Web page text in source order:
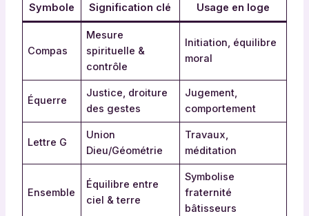
Symbole Signification clé Usage en loge
Compas
Mesure
spirituelle &
contrôle
Initiation, équilibre
moral
Équerre
Justice, droiture
des gestes
Jugement,
comportement
Lettre G
Union
Dieu/Géométrie
Travaux,
méditation
Ensemble
Équilibre entre
ciel & terre
Symbolise
fraternité
bâtisseurs